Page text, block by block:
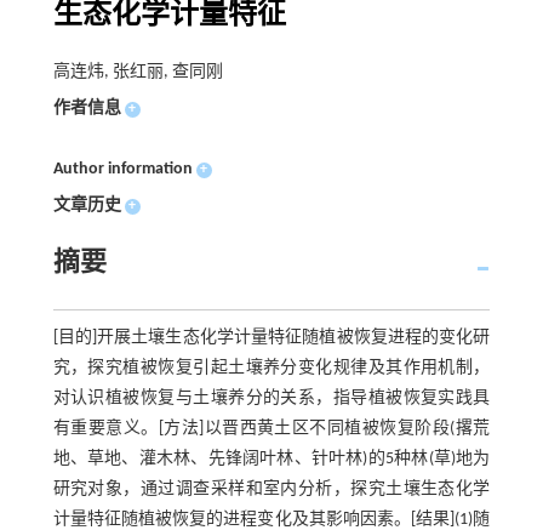
生态化学计量特征
高连炜, 张红丽, 查同刚
作者信息 +
Author information +
文章历史 +
摘要
[目的]开展土壤生态化学计量特征随植被恢复进程的变化研
究，探究植被恢复引起土壤养分变化规律及其作用机制，
对认识植被恢复与土壤养分的关系，指导植被恢复实践具
有重要意义。[方法]以晋西黄土区不同植被恢复阶段(撂荒
地、草地、灌木林、先锋阔叶林、针叶林)的5种林(草)地为
研究对象，通过调查采样和室内分析，探究土壤生态化学
计量特征随植被恢复的进程变化及其影响因素。[结果](1)随